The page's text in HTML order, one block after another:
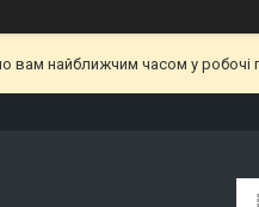
найближчим часом у робочі